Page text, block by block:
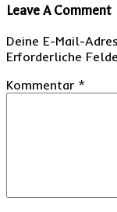
Leave A Comment
Deine E-Mail-
Erforderliche
Kommentar *